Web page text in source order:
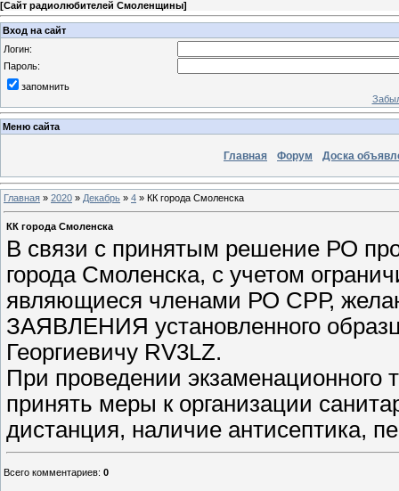
[Сайт радиолюбителей Смоленщины]
Вход на сайт
Логин:
Пароль:
запомнить
Меню сайта
Главная Форум Доска
Главная » 2020 » Декабрь » 4 » КК города Смоленска
КК города Смоленска
В связи с принятым решение РО
города Смоленска, с учетом
являющиеся членами РО СРР,
ЗАЯВЛЕНИЯ установленного
Георгиевичу RV3LZ.
При проведении экзаменационного
принять меры к организации
дистанция, наличие антисептика,
Всего комментариев: 0